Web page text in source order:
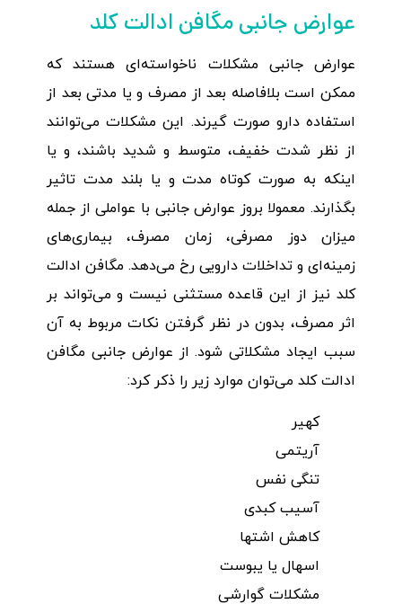
عوارض جانبی مگافن ادالت کلد
عوارض جانبی مشکلات ناخواسته‌ای هستند که
ممکن است بلافاصله بعد از مصرف و یا مدتی بعد از
استفاده دارو صورت گیرند. این مشکلات می‌توانند
از نظر شدت خفیف، متوسط و شدید باشند، و یا
اینکه به صورت کوتاه مدت و یا بلند مدت تاثیر
بگذارند. معمولا بروز عوارض جانبی با عواملی از جمله
میزان دوز مصرفی، زمان مصرف، بیماری‌های
زمینه‌ای و تداخلات دارویی رخ می‌دهد. مگافن ادالت
کلد نیز از این قاعده مستثنی نیست و می‌تواند بر
اثر مصرف، بدون در نظر گرفتن نکات مربوط به آن
سبب ایجاد مشکلاتی شود. از عوارض جانبی مگافن
ادالت کلد می‌توان موارد زیر را ذکر کرد:
کهیر
آریتمی
تنگی نفس
آسیب کبدی
کاهش اشتها
اسهال یا یبوست
مشکلات گوارشی